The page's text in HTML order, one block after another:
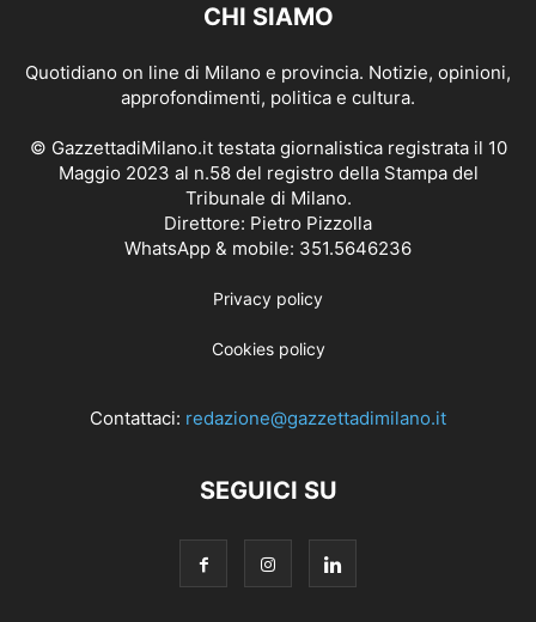
CHI SIAMO
Quotidiano on line di Milano e provincia. Notizie, opinioni,
approfondimenti, politica e cultura.
© GazzettadiMilano.it testata giornalistica registrata il 10
Maggio 2023 al n.58 del registro della Stampa del
Tribunale di Milano.
Direttore: Pietro Pizzolla
WhatsApp & mobile: 351.5646236
Privacy policy
Cookies policy
Contattaci: redazione@gazzettadimilano.it
SEGUICI SU